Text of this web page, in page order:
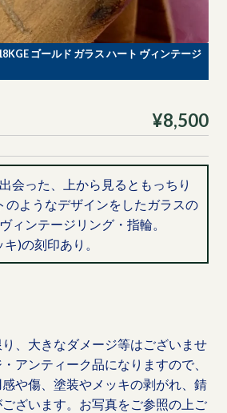
ゴールド ガラス ハート ヴィンテージ
¥8,500
会った、上から見るともっちり
のようなデザインをしたガラスの
ィンテージリング・指輪。
)の刻印あり。
、大きなダメージ等はございませ
アンティーク品になりますので、
や傷、塗装やメッキの剥がれ、錆
ざいます。お写真をご参照の上ご